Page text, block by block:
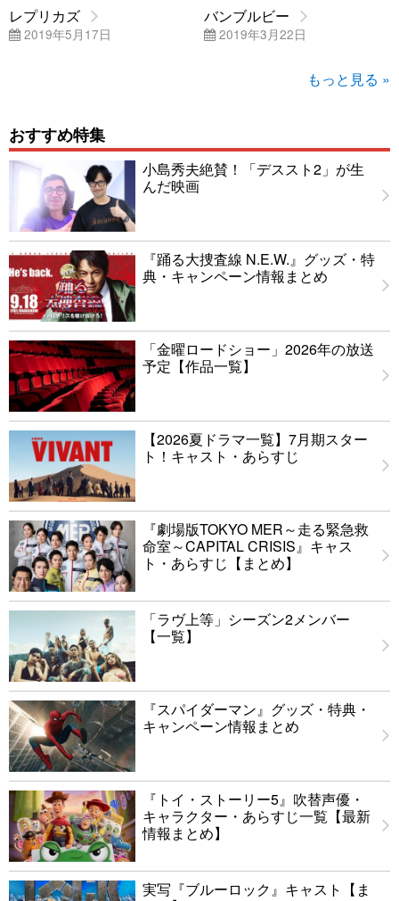
レプリカズ
2019年5月17日
バンブルビー
2019年3月22日
もっと見る »
おすすめ特集
小島秀夫絶賛！「デススト2」が生
んだ映画
『踊る大捜査線 N.E.W.』グッズ・特
典・キャンペーン情報まとめ
「金曜ロードショー」2026年の放送
予定【作品一覧】
【2026夏ドラマ一覧】7月期スター
ト！キャスト・あらすじ
『劇場版TOKYO MER～走る緊急救
命室～CAPITAL CRISIS』キャス
ト・あらすじ【まとめ】
「ラヴ上等」シーズン2メンバー
【一覧】
『スパイダーマン』グッズ・特典・
キャンペーン情報まとめ
『トイ・ストーリー5』吹替声優・
キャラクター・あらすじ一覧【最新
情報まとめ】
実写『ブルーロック』キャスト【ま